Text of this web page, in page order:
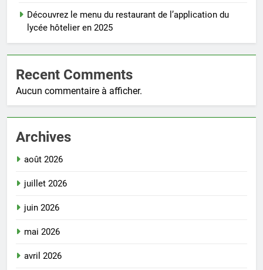
Découvrez le menu du restaurant de l’application du
lycée hôtelier en 2025
Recent Comments
Aucun commentaire à afficher.
Archives
août 2026
juillet 2026
juin 2026
mai 2026
avril 2026